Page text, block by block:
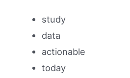
study
data
actionable
today